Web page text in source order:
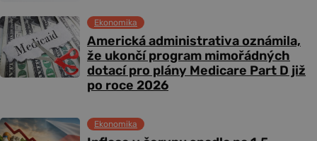
Americká administrativa oznámila,
že ukončí program mimořádných
dotací pro plány Medicare Part D již
po roce 2026
Ekonomika
Ekonomika